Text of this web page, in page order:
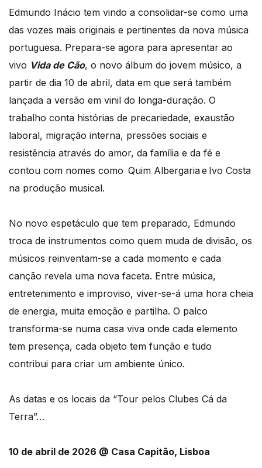
Edmundo Inácio tem vindo a consolidar-se como uma
das vozes mais originais e pertinentes da nova música
portuguesa. Prepara-se agora para apresentar ao
vivo Vida de Cão, o novo álbum do jovem músico, a
partir de dia 10 de abril, data em que será também
lançada a versão em vinil do longa-duração. O
trabalho conta histórias de precariedade, exaustão
laboral, migração interna, pressões sociais e
resistência através do amor, da família e da fé e
contou com nomes como Quim Albergaria e Ivo Costa
na produção musical.
No novo espetáculo que tem preparado, Edmundo
troca de instrumentos como quem muda de divisão, os
músicos reinventam-se a cada momento e cada
canção revela uma nova faceta. Entre música,
entretenimento e improviso, viver-se-á uma hora cheia
de energia, muita emoção e partilha. O palco
transforma-se numa casa viva onde cada elemento
tem presença, cada objeto tem função e tudo
contribui para criar um ambiente único.
As datas e os locais da “Tour pelos Clubes Cá da
Terra”…
10 de abril de 2026 @ Casa Capitão, Lisboa